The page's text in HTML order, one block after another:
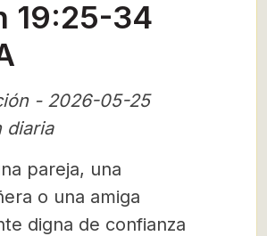
19:25-34
- 2026-05-25
diaria
pareja, una
o una amiga
digna de confianza